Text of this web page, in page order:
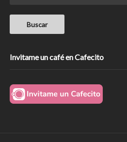
Invitame un café en Cafecito